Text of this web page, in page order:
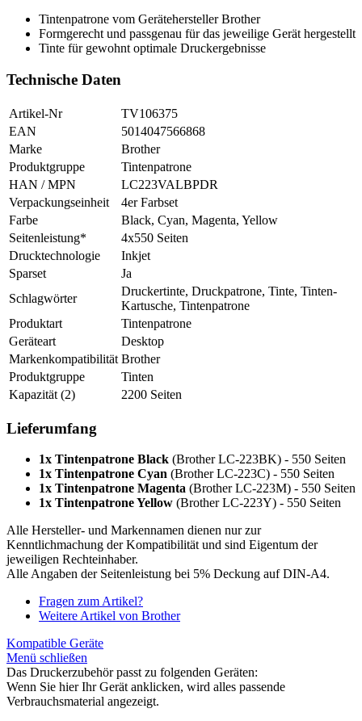
Tintenpatrone vom Gerätehersteller Brother
Formgerecht und passgenau für das jeweilige Gerät hergestellt
Tinte für gewohnt optimale Druckergebnisse
Technische Daten
Artikel-Nr
TV106375
EAN
5014047566868
Marke
Brother
Produktgruppe
Tintenpatrone
HAN / MPN
LC223VALBPDR
Verpackungseinheit
4er Farbset
Farbe
Black, Cyan, Magenta, Yellow
Seitenleistung*
4x550 Seiten
Drucktechnologie
Inkjet
Sparset
Ja
Schlagwörter
Druckertinte, Druckpatrone, Tinte, Tinten-
Kartusche, Tintenpatrone
Produktart
Tintenpatrone
Geräteart
Desktop
Markenkompatibilität Brother
Produktgruppe
Tinten
Kapazität (2)
2200 Seiten
Lieferumfang
1x Tintenpatrone Black (Brother LC-223BK) - 550 Seiten
1x Tintenpatrone Cyan (Brother LC-223C) - 550 Seiten
1x Tintenpatrone Magenta (Brother LC-223M) - 550 Seiten
1x Tintenpatrone Yellow (Brother LC-223Y) - 550 Seiten
Alle Hersteller- und Markennamen dienen nur zur
Kenntlichmachung der Kompatibilität und sind Eigentum der
jeweiligen Rechteinhaber.
Alle Angaben der Seitenleistung bei 5% Deckung auf DIN-A4.
Fragen zum Artikel?
Weitere Artikel von Brother
Kompatible Geräte
Menü schließen
Das Druckerzubehör passt zu folgenden Geräten:
Wenn Sie hier Ihr Gerät anklicken, wird alles passende
Verbrauchsmaterial angezeigt.